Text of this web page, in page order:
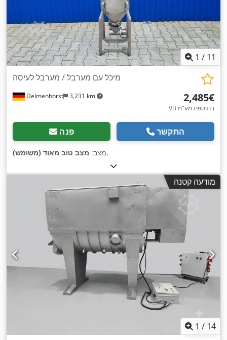
1 / 11
Delmenhorst 3,231 km
מיכל עם מערבל / מערבל לעיסה
‏2,485 ‏€
VB בתוספת מע"מ
פנה התקשר
מצב: מצב טוב מאוד (משומש) ,
מודעה קטנה
1 / 14